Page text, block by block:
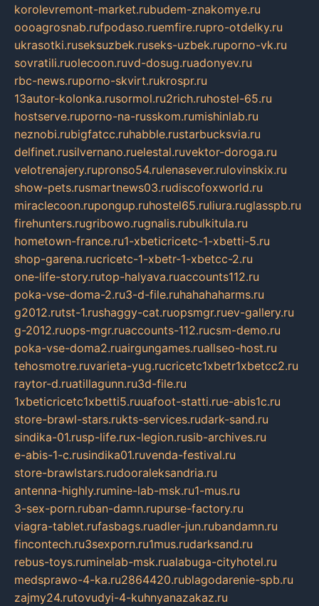
korolevremont-market.rubudem-znakomye.ru
oooagrosnab.rufpodaso.ruemfire.rupro-otdelky.ru
ukrasotki.ruseksuzbek.ruseks-uzbek.ruporno-vk.ru
sovratili.ruolecoon.ruvd-dosug.ruadonyev.ru
rbc-news.ruporno-skvirt.rukrospr.ru
13autor-kolonka.rusormol.ru2rich.ruhostel-65.ru
hostserve.ruporno-na-russkom.rumishinlab.ru
neznobi.rubigfatcc.ruhabble.rustarbucksvia.ru
delfinet.rusilvernano.ruelestal.ruvektor-doroga.ru
velotrenajery.rupronso54.rulenasever.rulovinskix.ru
show-pets.rusmartnews03.rudiscofoxworld.ru
miraclecoon.rupongup.ruhostel65.ruliura.ruglasspb.ru
firehunters.rugribowo.rugnalis.rubulkitula.ru
hometown-france.ru1-xbeticricetc-1-xbetti-5.ru
shop-garena.rucricetc-1-xbetr-1-xbetcc-2.ru
one-life-story.rutop-halyava.ruaccounts112.ru
poka-vse-doma-2.ru3-d-file.ruhahahaharms.ru
g2012.rutst-1.rushaggy-cat.ruopsmgr.ruev-gallery.ru
g-2012.ruops-mgr.ruaccounts-112.rucsm-demo.ru
poka-vse-doma2.ruairgungames.ruallseo-host.ru
tehosmotre.ruvarieta-yug.rucricetc1xbetr1xbetcc2.ru
raytor-d.ruatillagunn.ru3d-file.ru
1xbeticricetc1xbetti5.ruuafoot-statti.rue-abis1c.ru
store-brawl-stars.rukts-services.rudark-sand.ru
sindika-01.rusp-life.rux-legion.rusib-archives.ru
e-abis-1-c.rusindika01.ruvenda-festival.ru
store-brawlstars.rudooraleksandria.ru
antenna-highly.rumine-lab-msk.ru1-mus.ru
3-sex-porn.ruban-damn.rupurse-factory.ru
viagra-tablet.rufasbags.ruadler-jun.rubandamn.ru
fincontech.ru3sexporn.ru1mus.rudarksand.ru
rebus-toys.ruminelab-msk.rualabuga-cityhotel.ru
medsprawo-4-ka.ru2864420.rublagodarenie-spb.ru
zajmy24.rutovudyi-4-kuhnyanazakaz.ru